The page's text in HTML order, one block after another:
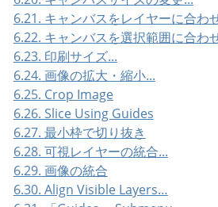
6.21. キャンバスをレイヤーに合わ
6.22. キャンバスを選択範囲に合わ
6.23. 印刷サイズ...
6.24. 画像の拡大・縮小...
6.25. Crop Image
6.26. Slice Using Guides
6.27. 最小枠で切り抜き
6.28. 可視レイヤーの統合...
6.29. 画像の統合
6.30. Align Visible Layers…